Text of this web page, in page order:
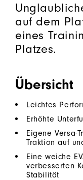
auf dem
eines
Platzes.
Übersicht
Leichtes
Erhöhte
Eigene Versa-
Traktion auf
Eine weiche
verbesserten
Stabilität